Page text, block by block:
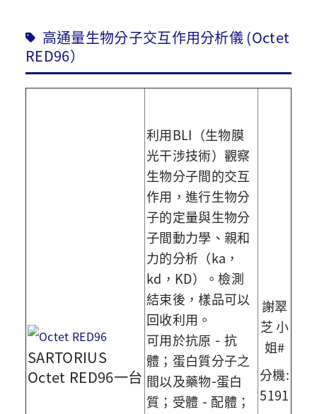
高通量生物分子交互作用分析儀 (Octet
RED96）
SARTORIUS
Octet RED96一台
利用BLI （生物膜
光干涉技術）觀察
生物分子間的交互
作用，進行生物分
子的定量與生物分
子間動力學、親和
力的分析（ka ，
kd ， KD）。檢測
結束後，樣品可以
回收利用。
可用於抗原 - 抗
體；蛋白質分子之
間以及藥物-蛋白
質；受體 -配體；
謝翠
芝 小
姐#
分機:
5191